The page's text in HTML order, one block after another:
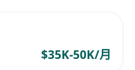
$35K-50K/月